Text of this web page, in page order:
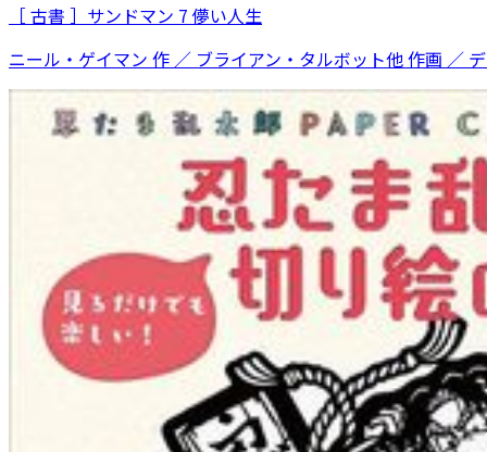
［ 古書 ］サンドマン 7 儚い人生
ニール・ゲイマン 作 ／ ブライアン・タルボット他 作画 ／